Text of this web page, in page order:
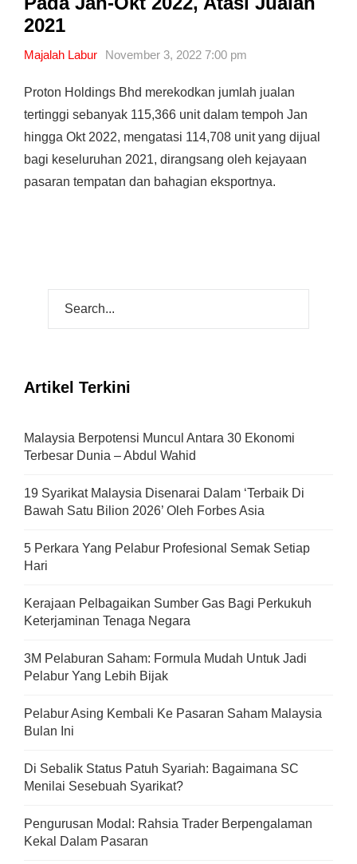
2021
Majalah Labur November 3, 2022 7:00 pm
Proton Holdings Bhd merekodkan jumlah jualan
tertinggi sebanyak 115,366 unit dalam tempoh Jan
hingga Okt 2022, mengatasi 114,708 unit yang dijual
bagi keseluruhan 2021, dirangsang oleh kejayaan
pasaran tempatan dan bahagian eksportnya.
Artikel Terkini
Malaysia Berpotensi Muncul Antara 30 Ekonomi
Terbesar Dunia – Abdul Wahid
19 Syarikat Malaysia Disenarai Dalam ‘Terbaik Di
Bawah Satu Bilion 2026’ Oleh Forbes Asia
5 Perkara Yang Pelabur Profesional Semak Setiap
Hari
Kerajaan Pelbagaikan Sumber Gas Bagi Perkukuh
Keterjaminan Tenaga Negara
3M Pelaburan Saham: Formula Mudah Untuk Jadi
Pelabur Yang Lebih Bijak
Pelabur Asing Kembali Ke Pasaran Saham Malaysia
Bulan Ini
Di Sebalik Status Patuh Syariah: Bagaimana SC
Menilai Sesebuah Syarikat?
Pengurusan Modal: Rahsia Trader Berpengalaman
Kekal Dalam Pasaran